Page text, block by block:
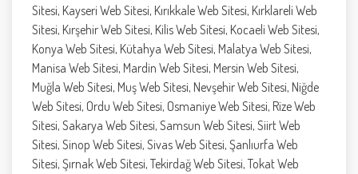
Sitesi, Kayseri Web Sitesi, Kırıkkale Web Sitesi, Kırklareli Web
Sitesi, Kırşehir Web Sitesi, Kilis Web Sitesi, Kocaeli Web Sitesi,
Konya Web Sitesi, Kütahya Web Sitesi, Malatya Web Sitesi,
Manisa Web Sitesi, Mardin Web Sitesi, Mersin Web Sitesi,
Muğla Web Sitesi, Muş Web Sitesi, Nevşehir Web Sitesi, Niğde
Web Sitesi, Ordu Web Sitesi, Osmaniye Web Sitesi, Rize Web
Sitesi, Sakarya Web Sitesi, Samsun Web Sitesi, Siirt Web
Sitesi, Sinop Web Sitesi, Sivas Web Sitesi, Şanlıurfa Web
Sitesi, Şırnak Web Sitesi, Tekirdağ Web Sitesi, Tokat Web